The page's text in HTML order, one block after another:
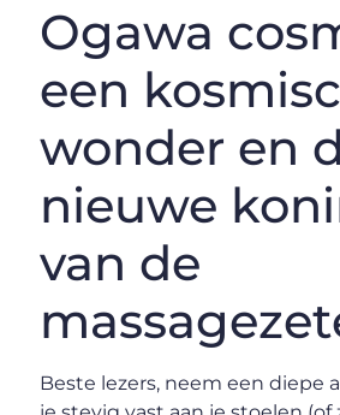
Ogawa
een
wonder en
nieuwe
van de
Beste lezers, neem een diepe